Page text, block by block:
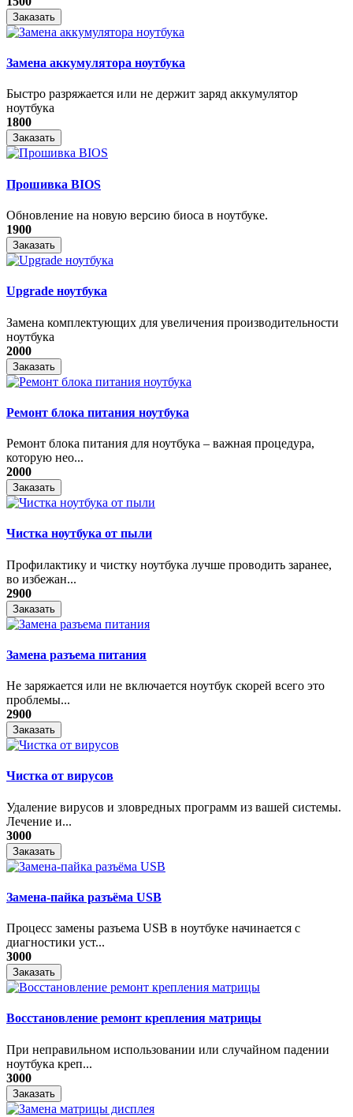
Заказать
Замена аккумулятора ноутбука
Быстро разряжается или не держит заряд аккумулятор
ноутбука
1800
Заказать
Прошивка BIOS
Обновление на новую версию биоса в ноутбуке.
1900
Заказать
Upgrade ноутбука
Замена комплектующих для увеличения производительности
ноутбука
2000
Заказать
Ремонт блока питания ноутбука
​Ремонт блока питания для ноутбука – важная процедура,
которую нео...
2000
Заказать
Чистка ноутбука от пыли
Профилактику и чистку ноутбука лучше проводить заранее,
во избежан...
2900
Заказать
Замена разъема питания
Не заряжается или не включается ноутбук скорей всего это
проблемы...
2900
Заказать
Чистка от вирусов
Удаление вирусов и зловредных программ из вашей системы.
Лечение и...
3000
Заказать
Замена-пайка разъёма USB
Процесс замены разъема USB в ноутбуке начинается с
диагностики уст...
3000
Заказать
Восстановление ремонт крепления матрицы
При неправильном использовании или случайном падении
ноутбука креп...
3000
Заказать